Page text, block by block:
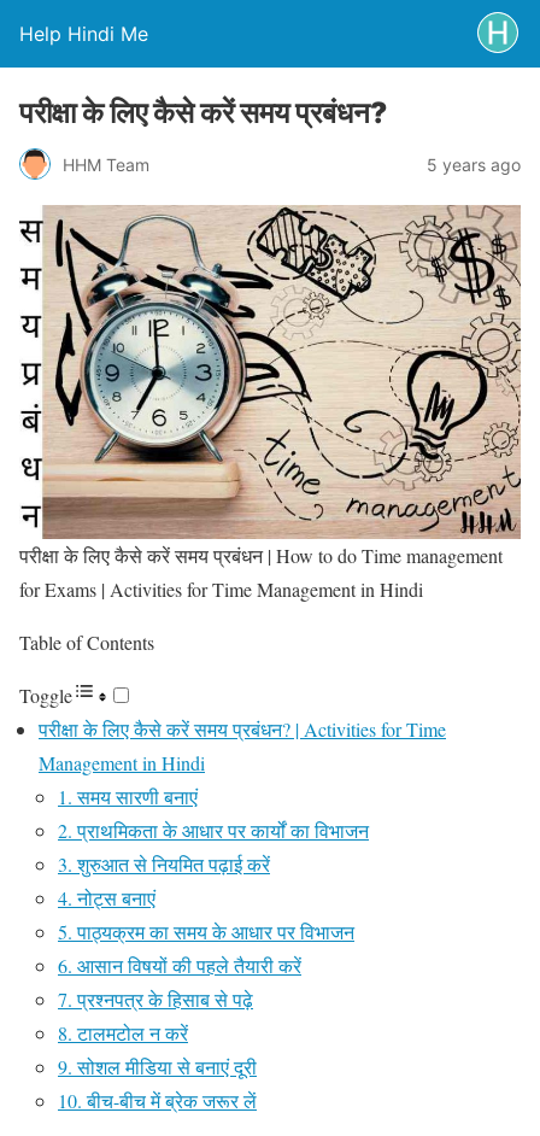
Help Hindi Me
परीक्षा के लिए कैसे करें समय प्रबंधन?
HHM Team 5 years ago
परीक्षा के लिए कैसे करें समय प्रबंधन | How to do Time management
for Exams | Activities for Time Management in Hindi
Table of Contents
Toggle
परीक्षा के लिए कैसे करें समय प्रबंधन? | Activities for Time
Management in Hindi
1. समय सारणी बनाएं
2. प्राथमिकता के आधार पर कार्यों का विभाजन
3. शुरुआत से नियमित पढ़ाई करें
4. नोट्स बनाएं
5. पाठ्यक्रम का समय के आधार पर विभाजन
6. आसान विषयों की पहले तैयारी करें
7. प्रश्नपत्र के हिसाब से पढ़े
8. टालमटोल न करें
9. सोशल मीडिया से बनाएं दूरी
10. बीच-बीच में ब्रेक जरूर लें